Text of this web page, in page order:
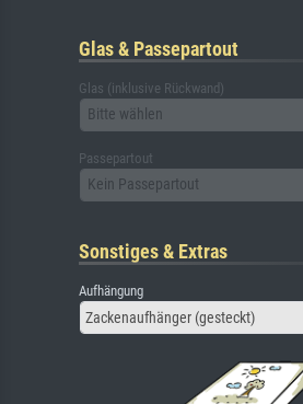
Glas & Passepartout
Glas (inklusive Rückwand)
Bitte wählen
Passepartout
Kein Passepartout
Sonstiges & Extras
Aufhängung
Zackenaufhänger (gesteckt)